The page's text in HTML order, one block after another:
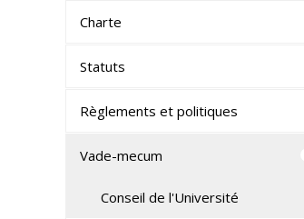
Charte
Statuts
Règlements et politiques
Vade-mecum
Conseil de l'Université